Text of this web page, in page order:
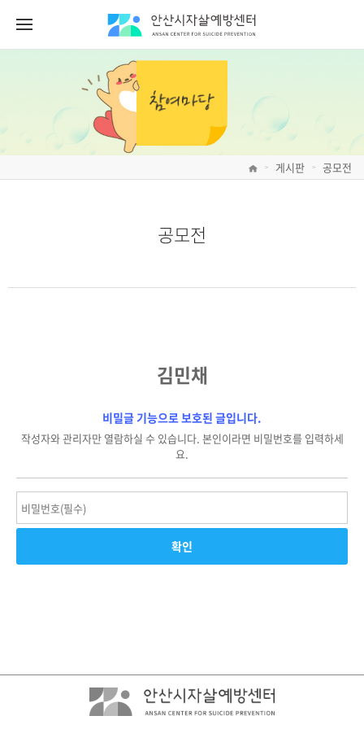
> 게시판 > 공모전
공모전
김민채
비밀글 기능으로 보호된 글입니다.
작성자와 관리자만 열람하실 수 있습니다. 본인이라면 비밀번호를 입력하세
요.